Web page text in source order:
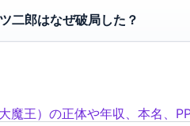
二郎はなぜ破局した？
魔王）の正体や年収、本名、